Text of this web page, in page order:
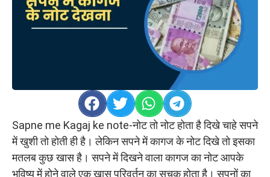
Sapne me Kagaj ke note-नोट तो नोट होता है दिखे चाहे सपने
में खुशी तो होती ही है। लेकिन सपने में कागज के नोट दिखे तो इसका
मतलब कुछ खास है। सपने में दिखने वाला कागज का नोट आपके
भविष्य में होने वाले एक खास परिवर्तन का सूचक होता है। सपनों का